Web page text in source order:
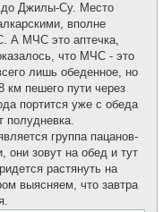
до Джилы-Су. Место
вполне
А МЧС это аптечка,
что МЧС - это
лишь обеденное, но
км пешего пути через
портится уже с обеда
полудневка.
группа пацанов-
они зовут на обед и тут
растянуть на
выясняем, что завтра